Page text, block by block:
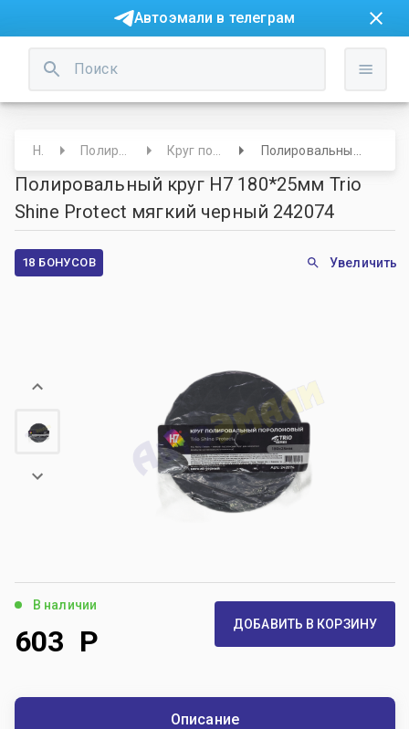
Автоэмали в телеграм
Полировальный круг H7 180*25мм Trio
Shine Protect мягкий черный 242074
18 БОНУСОВ Увеличить
В наличии
603 Р ДОБАВИТЬ В КОРЗИНУ
Описание